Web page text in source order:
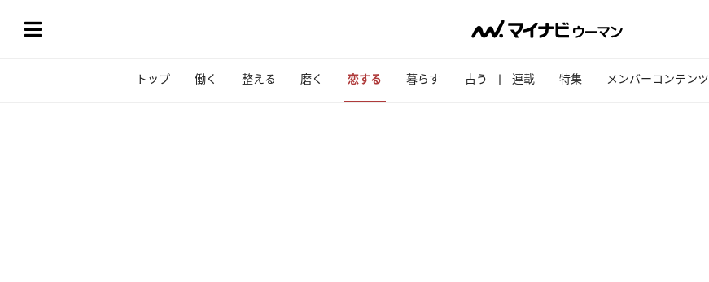
トップ 働く 整える 磨く 恋する 暮らす 占う 連載 特集 メンバーコンテンツ